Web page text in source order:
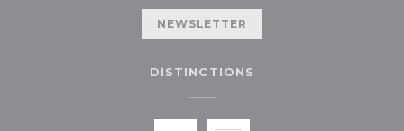
NEWSLETTER
DISTINCTIONS